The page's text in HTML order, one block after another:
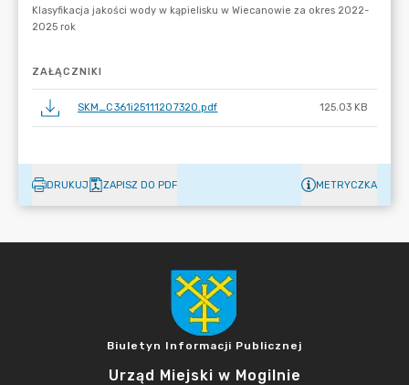
ZAŁĄCZNIKI
SKM_C361i25111207320.pdf 125.03 KB
DRUKUJ ZAPISZ DO PDF METRYCZKA
Biuletyn Informacji Publicznej
Urząd Miejski w Mogilnie